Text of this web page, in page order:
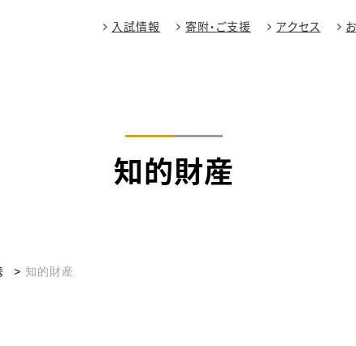
入試情報 寄附・ご支援 アクセス
知的財産
知的財産